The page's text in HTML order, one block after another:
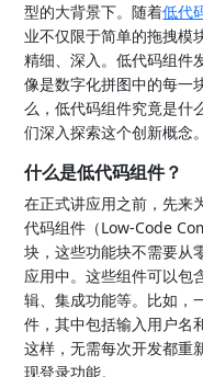
型的大背景下。随着低代
业不仅限于简单的拖拽模
精细、深入。低代码组件
像是数字化拼图中的每一
么，低代码组件究竟是什
们深入探索这个创新概念。
什么是低代码组件？
在正式讲应用之前，先来
代码组件（Low-Code
块，这些功能块不需要从
应用中。这些组件可以包
辑、集成功能等。比如，
件，其中包括输入用户名
这样，无需每次开发都重
现登录功能。